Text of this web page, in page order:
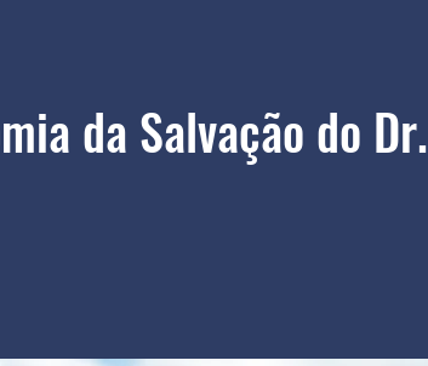
da Salvação do Dr.